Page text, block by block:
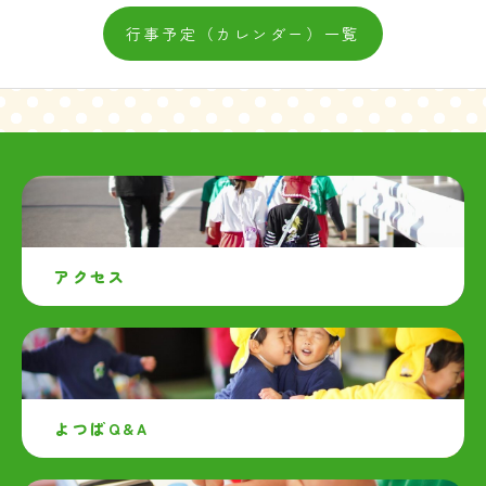
行事予定（カレンダー）一覧
アクセス
よつばQ&A